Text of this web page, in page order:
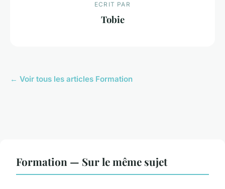
ECRIT PAR
Tobie
← Voir tous les articles Formation
Formation — Sur le même sujet